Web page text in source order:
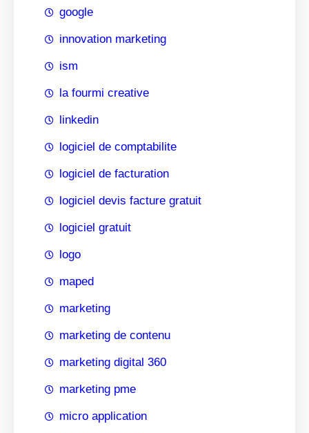
google
innovation marketing
ism
la fourmi creative
linkedin
logiciel de comptabilite
logiciel de facturation
logiciel devis facture gratuit
logiciel gratuit
logo
maped
marketing
marketing de contenu
marketing digital 360
marketing pme
micro application